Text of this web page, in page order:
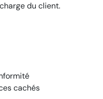
du client.
cachés